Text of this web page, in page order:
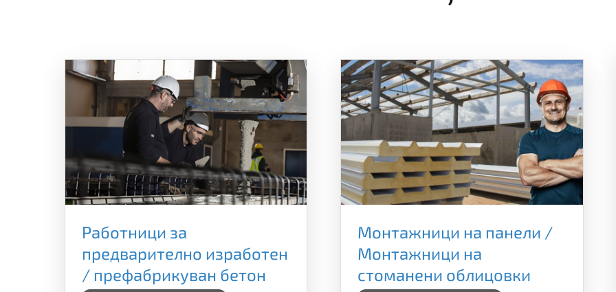
Работници за
предварително изработен
/ префабрикуван бетон
Монтажници на панели /
Монтажници на
стоманени облицовки